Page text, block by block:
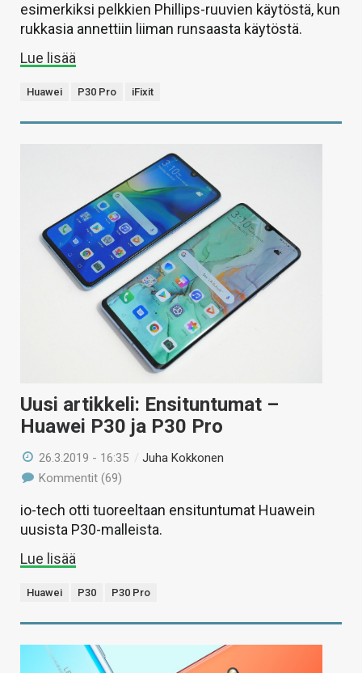
esimerkiksi pelkkien Phillips-ruuvien käytöstä, kun
rukkasia annettiin liiman runsaasta käytöstä.
Lue lisää
Huawei P30 Pro iFixit
Uusi artikkeli: Ensituntumat –
Huawei P30 ja P30 Pro
26.3.2019 - 16:35 /Juha Kokkonen
Kommentit (69)
io-tech otti tuoreeltaan ensituntumat Huawein
uusista P30-malleista.
Lue lisää
Huawei P30 P30 Pro